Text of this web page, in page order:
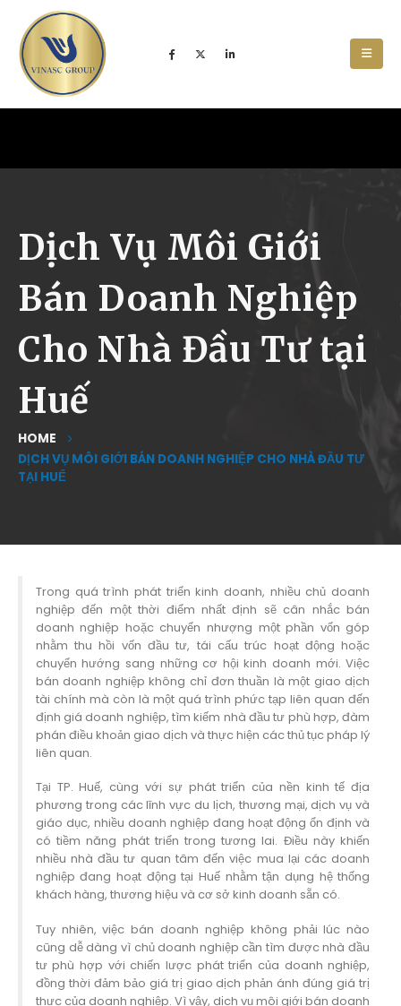
Dịch Vụ Môi Giới
Bán Doanh Nghiệp
Cho Nhà Đầu Tư tại
Huế
HOME
DỊCH VỤ MÔI GIỚI BÁN DOANH NGHIỆP CHO NHÀ ĐẦU TƯ
TẠI HUẾ
Trong quá trình phát triển kinh doanh, nhiều chủ doanh
nghiệp đến một thời điểm nhất định sẽ cân nhắc bán
doanh nghiệp hoặc chuyển nhượng một phần vốn góp
nhằm thu hồi vốn đầu tư, tái cấu trúc hoạt động hoặc
chuyển hướng sang những cơ hội kinh doanh mới. Việc
bán doanh nghiệp không chỉ đơn thuần là một giao dịch
tài chính mà còn là một quá trình phức tạp liên quan đến
định giá doanh nghiệp, tìm kiếm nhà đầu tư phù hợp, đàm
phán điều khoản giao dịch và thực hiện các thủ tục pháp lý
liên quan.
Tại TP. Huế, cùng với sự phát triển của nền kinh tế địa
phương trong các lĩnh vực du lịch, thương mại, dịch vụ và
giáo dục, nhiều doanh nghiệp đang hoạt động ổn định và
có tiềm năng phát triển trong tương lai. Điều này khiến
nhiều nhà đầu tư quan tâm đến việc mua lại các doanh
nghiệp đang hoạt động tại Huế nhằm tận dụng hệ thống
khách hàng, thương hiệu và cơ sở kinh doanh sẵn có.
Tuy nhiên, việc bán doanh nghiệp không phải lúc nào
cũng dễ dàng vì chủ doanh nghiệp cần tìm được nhà đầu
tư phù hợp với chiến lược phát triển của doanh nghiệp,
đồng thời đảm bảo giá trị giao dịch phản ánh đúng giá trị
thực của doanh nghiệp. Vì vậy, dịch vụ môi giới bán doanh